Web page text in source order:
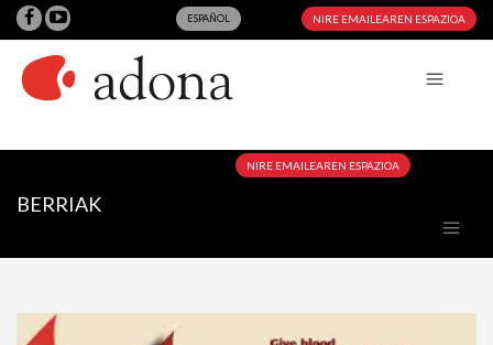
ESPAÑOL NIRE EMAILEAREN ESPAZIOA
NIRE EMAILEAREN ESPAZIOA
BERRIAK